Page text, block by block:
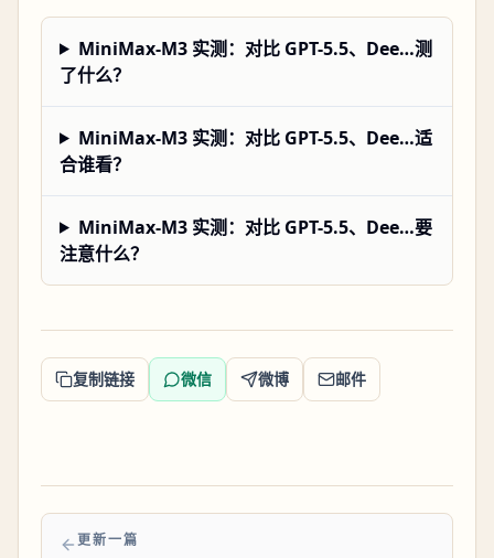
MiniMax-M3 实测：对比 GPT-5.5、Dee…测
了什么？
MiniMax-M3 实测：对比 GPT-5.5、Dee…适
合谁看？
MiniMax-M3 实测：对比 GPT-5.5、Dee…要
注意什么？
复制链接 微信 微博 邮件
更新一篇